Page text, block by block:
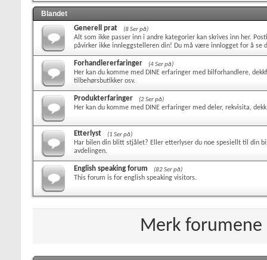
Blandet
Generell prat (8 Ser på)
Alt som ikke passer inn i andre kategorier kan skrives inn her.
påvirker ikke innleggstelleren din! Du må være innlogget for å se
Forhandlererfaringer (4 Ser på)
Her kan du komme med DINE erfaringer med bilforhandlere,
tilbehørsbutikker osv.
Produkterfaringer (2 Ser på)
Her kan du komme med DINE erfaringer med deler, rekvisita,
Etterlyst (1 Ser på)
Har bilen din blitt stjålet? Eller etterlyser du noe spesiellt til din
avdelingen.
English speaking forum (82 Ser på)
This forum is for english speaking visitors.
Merk forumene